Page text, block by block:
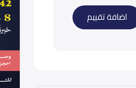
اضافة تقييم